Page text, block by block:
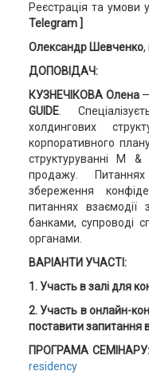
Реєстрація та умови
Telegram ]
Олександр Шевченко,
ДОПОВІДАЧ:
КУЗНЕЧІКОВА Олена—
GUIDE.
холдингових
корпоративного
структуруванні M &
продажу.
збереження
питаннях взаємодії
банками, супроводі
органами.
ВАРІАНТИ УЧАСТІ:
1. Участь в залі для
2. Участь в онлайн-
поставити запитання
ПРОГРАМА СЕМІНАРУ:
residency